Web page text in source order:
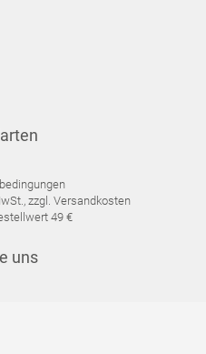
zzgl. Versandkosten
49 €
uns